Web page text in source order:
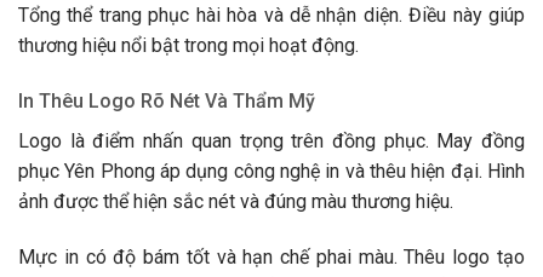
Tổng thể trang phục hài hòa và dễ nhận diện. Điều này giúp
thương hiệu nổi bật trong mọi hoạt động.
In Thêu Logo Rõ Nét Và Thẩm Mỹ
Logo là điểm nhấn quan trọng trên đồng phục. May đồng
phục Yên Phong áp dụng công nghệ in và thêu hiện đại. Hình
ảnh được thể hiện sắc nét và đúng màu thương hiệu.
Mực in có độ bám tốt và hạn chế phai màu. Thêu logo tạo